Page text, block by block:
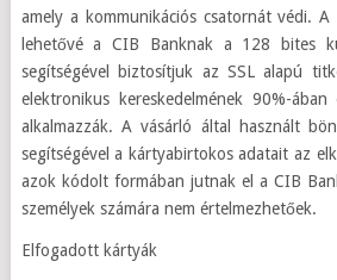
amely a kommunikációs csatornát védi.
lehetővé a CIB Banknak a 128 bites
segítségével biztosítjuk az SSL alapú
elektronikus kereskedelmének 90%-
alkalmazzák. A vásárló által használt
segítségével a kártyabirtokos adatait az
azok kódolt formában jutnak el a CIB
személyek számára nem értelmezhetőek.
Elfogadott kártyák